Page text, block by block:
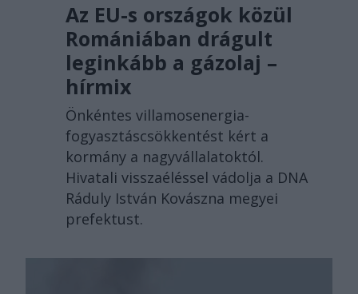
Az EU-s országok közül
Romániában drágult
leginkább a gázolaj –
hírmix
Önkéntes villamosenergia-
fogyasztáscsökkentést kért a
kormány a nagyvállalatoktól.
Hivatali visszaéléssel vádolja a DNA
Ráduly István Kovászna megyei
prefektust.